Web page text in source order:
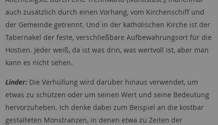
auch zusätzlich durch einen Vorhang, vom Kirchenschiff und
der Gemeinde getrennt. Und in der katholischen Kirche ist der
Tabernakel der feste, verschließbare Aufbewahrungsort für die
Hostien. Jeder weiß, da ist was drin, was wertvoll ist, aber man
kann es nicht sehen.
Linder:Die Verhüllung wird darüber hinaus verwendet, um
etwas zu schützen oder um seinen Wert und seine Bedeutung
hervorzuheben. Ich denke dabei zum Beispiel an die kostbar
gestalteten Monstranzen, in denen etwa zu Zeiten der